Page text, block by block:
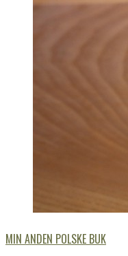
MIN ANDEN POLSKE BUK